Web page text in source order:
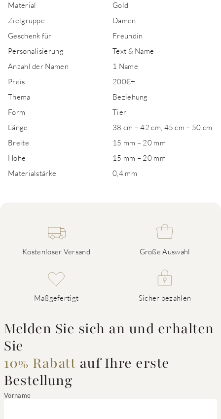
Material
Gold
Zielgruppe
Damen
Geschenk für
Freundin
Personalisierung
Text & Name
Anzahl der Namen
1 Name
Preis
200€+
Thema
Beziehung
Form
Tier
Länge
38 cm – 42 cm, 45 cm – 50 cm
Breite
15 mm – 20 mm
Höhe
15 mm – 20 mm
Materialstärke
0,4 mm
Kostenloser Versand Große Auswahl
Maßgefertigt Sicher bezahlen
Melden Sie sich an und erhalten
Sie
10% Rabatt auf Ihre erste
Bestellung
Vorname